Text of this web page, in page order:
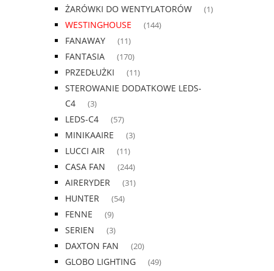
ŻARÓWKI DO WENTYLATORÓW (1)
WESTINGHOUSE (144)
FANAWAY (11)
FANTASIA (170)
PRZEDŁUŻKI (11)
STEROWANIE DODATKOWE LEDS-
C4
(3)
LEDS-C4 (57)
MINIKAAIRE (3)
LUCCI AIR (11)
CASA FAN (244)
AIRERYDER (31)
HUNTER (54)
FENNE (9)
SERIEN (3)
DAXTON FAN (20)
GLOBO LIGHTING (49)